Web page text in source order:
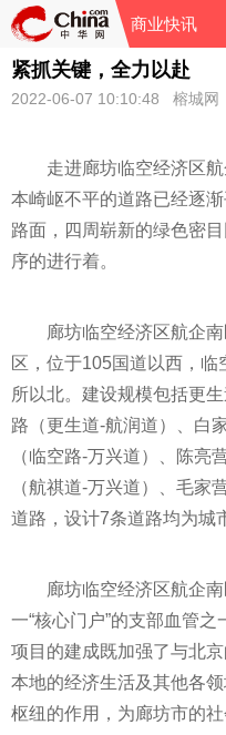
商业快讯
紧抓关键，全力以赴
2022-06-07 10:10:48 榕城网
走进廊坊临空经济区
本崎岖不平的道路已经逐渐
路面，四周崭新的绿色密
序的进行着。
廊坊临空经济区航企
区，位于105国道以西，
所以北。建设规模包括更
路（更生道-航润道）、白
（临空路-万兴道）、陈亮
（航祺道-万兴道）、毛家
道路，设计7条道路均为城
廊坊临空经济区航企
一“核心门户”的支部血管
项目的建成既加强了与北
本地的经济生活及其他各
枢纽的作用，为廊坊市的